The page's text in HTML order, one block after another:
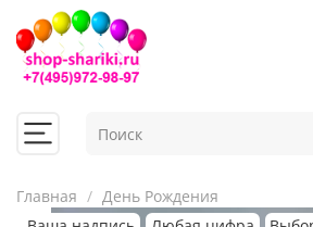
Главная
День Рождения